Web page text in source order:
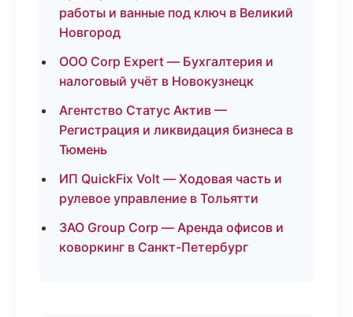
работы и ванные под ключ в Великий
Новгород
ООО Corp Expert — Бухгалтерия и
налоговый учёт в Новокузнецк
Агентство Статус Актив —
Регистрация и ликвидация бизнеса в
Тюмень
ИП QuickFix Volt — Ходовая часть и
рулевое управление в Тольятти
ЗАО Group Corp — Аренда офисов и
коворкинг в Санкт-Петербург